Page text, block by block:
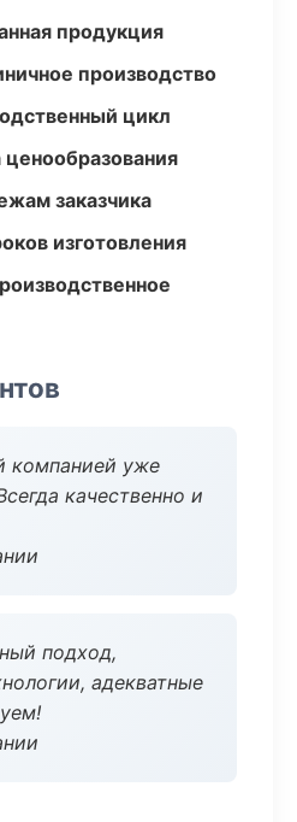
продукция
производство
цикл
ценообразования
заказчика
изготовления
компанией уже
качественно и
подход,
адекватные